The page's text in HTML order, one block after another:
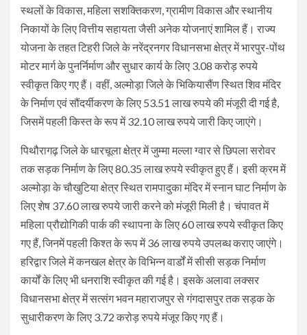
स्थलों के विकास, महिला सशक्तिकरण, ग्रामीण विकास और स्थानीय
निकायों के लिए वित्तीय सहायता जैसी अनेक योजनाएं शामिल हैं। राज्य
योजना के तहत टिहरी जिले के नरेंद्रनगर विधानसभा क्षेत्र में भारपुर-पोंथ
मोटर मार्ग के पुनर्निर्माण और सुधार कार्य के लिए 3.08 करोड़ रुपये
स्वीकृत किए गए हैं। वहीं, अल्मोड़ा जिले के भिकियासैंण स्थित शिव मंदिर
के निर्माण एवं सौंदर्यीकरण के लिए 53.51 लाख रुपये की मंजूरी दी गई है,
जिसमें पहली किस्त के रूप में 32.10 लाख रुपये जारी किए जाएंगे।
पिथौरागढ़ जिले के धारचूला क्षेत्र में जुम्मा मल्ला ग्वार से छिपला सरोवर
तक सड़क निर्माण के लिए 80.35 लाख रुपये स्वीकृत हुए हैं। इसी क्रम में
अल्मोड़ा के चौखुटिया क्षेत्र स्थित रामपादुका मंदिर में स्नान घाट निर्माण के
लिए शेष 37.60 लाख रुपये जारी करने को मंजूरी मिली है। चंपावत में
महिला प्रौद्योगिकी पार्क की स्थापना के लिए 60 लाख रुपये स्वीकृत किए
गए हैं, जिनमें पहली किश्त के रूप में 36 लाख रुपये उपलब्ध कराए जाएंगे।
हरिद्वार जिले में कनखल क्षेत्र के विभिन्न वार्डों में सीसी सड़क निर्माण
कार्यों के लिए भी धनराशि स्वीकृत की गई है। इसके अलावा लक्सर
विधानसभा क्षेत्र में सत्संग भवन महाराजपुर से गंगदासपुर तक सड़क के
सुधारीकरण के लिए 3.72 करोड़ रुपये मंजूर किए गए हैं।